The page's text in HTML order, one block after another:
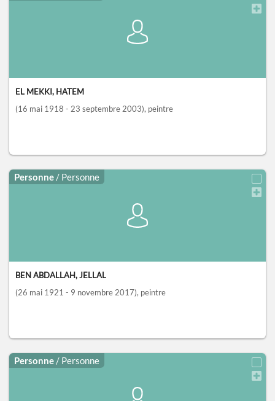
EL MEKKI, HATEM
(16 mai 1918 - 23 septembre 2003), peintre
Personne / Personne
BEN ABDALLAH, JELLAL
(26 mai 1921 - 9 novembre 2017), peintre
Personne / Personne